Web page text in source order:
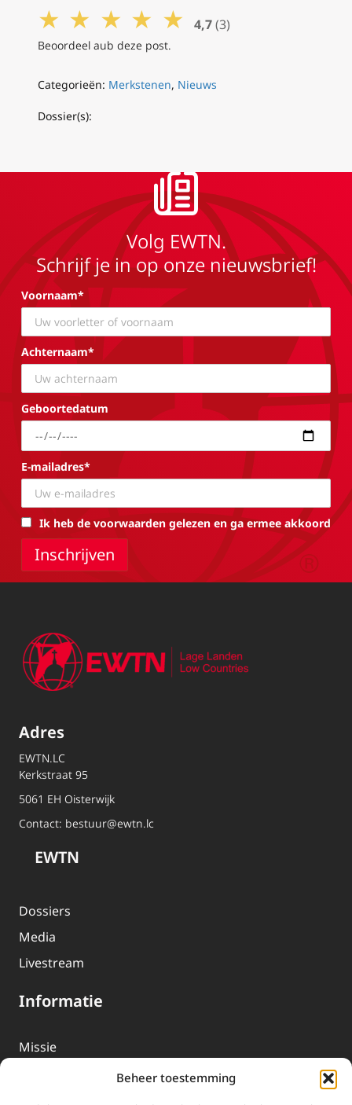
Beheer toestemming
★ ★ ★ ★ ★ 4,7 (3)
Beoordeel aub deze post.
Categorieën: Merkstenen, Nieuws
Dossier(s):
Volg EWTN.
Schrijf je in op onze nieuwsbrief!
Voornaam*
Achternaam*
Geboortedatum
E-mailadres*
Ik heb de voorwaarden gelezen en ga ermee akkoord
Adres
EWTN.LC
Kerkstraat 95
5061 EH Oisterwijk
Contact: bestuur@ewtn.lc
EWTN
Dossiers
Media
Livestream
Informatie
Missie